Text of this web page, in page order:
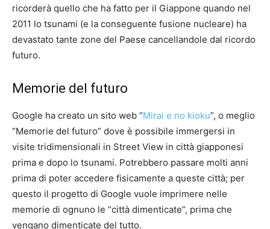
ricorderà quello che ha fatto per il Giappone quando nel
2011 lo tsunami (e la conseguente fusione nucleare) ha
devastato tante zone del Paese cancellandole dal ricordo
futuro.
Memorie del futuro
Google ha creato un sito web “Mirai e no kioku”, o meglio
“Memorie del futuro” dove è possibile immergersi in
visite tridimensionali in Street View in città giapponesi
prima e dopo lo tsunami. Potrebbero passare molti anni
prima di poter accedere fisicamente a queste città; per
questo il progetto di Google vuole imprimere nelle
memorie di ognuno le “città dimenticate”, prima che
vengano dimenticate del tutto.